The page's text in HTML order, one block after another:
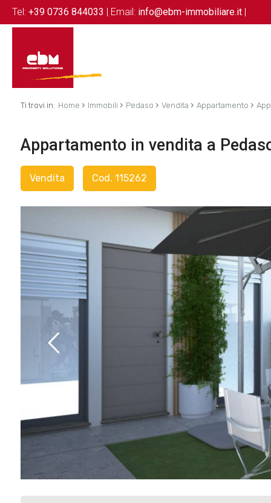
Tel: +39 0736 844033 | Email: info@ebm-immobiliare.it |
Ti trovi in: Home › Immobili › Pedaso › Vendita › Appartamento ›
Appartamento in vendita a
Vendita Cod. 115262